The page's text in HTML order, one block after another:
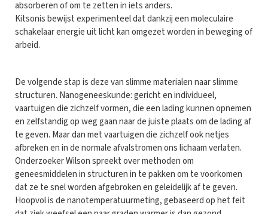
absorberen of om te zetten in iets anders.
Kitsonis bewijst experimenteel dat dankzij een moleculaire
schakelaar energie uit licht kan omgezet worden in beweging of
arbeid.
De volgende stap is deze van slimme materialen naar slimme
structuren. Nanogeneeskunde: gericht en individueel,
vaartuigen die zichzelf vormen, die een lading kunnen opnemen
en zelfstandig op weg gaan naar de juiste plaats om de lading af
te geven. Maar dan met vaartuigen die zichzelf ook netjes
afbreken en in de normale afvalstromen ons lichaam verlaten.
Onderzoeker Wilson spreekt over methoden om
geneesmiddelen in structuren in te pakken om te voorkomen
dat ze te snel worden afgebroken en geleidelijk af te geven.
Hoopvol is de nanotemperatuurmeting, gebaseerd op het feit